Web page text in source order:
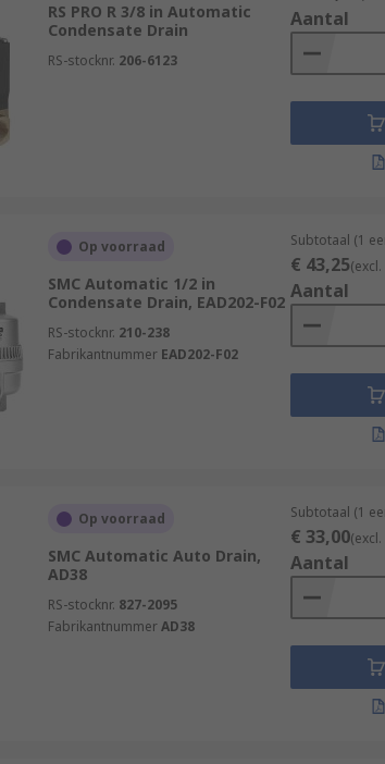
RS PRO R 3/8 in Automatic
Condensate Drain
RS-stocknr. 206-6123
Aantal
Op voorraad
SMC Automatic 1/2 in
Condensate Drain, EAD202-F02
RS-stocknr. 210-238
Fabrikantnummer EAD202-F02
Subtotaal (1
€ 43,25(excl.
Aantal
Op voorraad
SMC Automatic Auto Drain,
AD38
RS-stocknr. 827-2095
FabrikantnummerAD38
Subtotaal (1
€ 33,00(excl.
Aantal